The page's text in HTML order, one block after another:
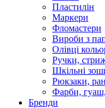
Пластилін
Маркери
Фломастери
Вироби з
Олівці
Ручки,
Шкільні
Рюкзаки,
Фарби, гуаш,
Бренди